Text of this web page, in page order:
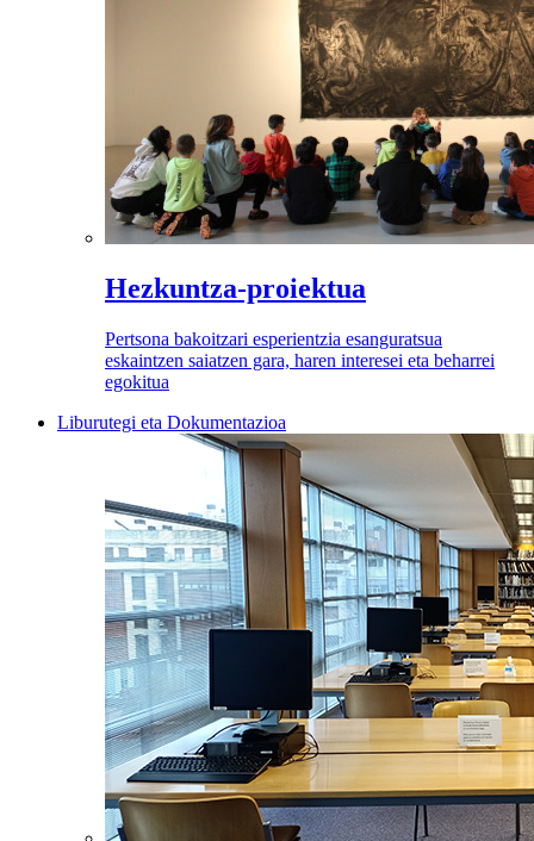
Hezkuntza-proiektua
Pertsona bakoitzari esperientzia esanguratsua
eskaintzen saiatzen gara, haren interesei eta beharrei
egokitua
Liburutegi eta Dokumentazioa